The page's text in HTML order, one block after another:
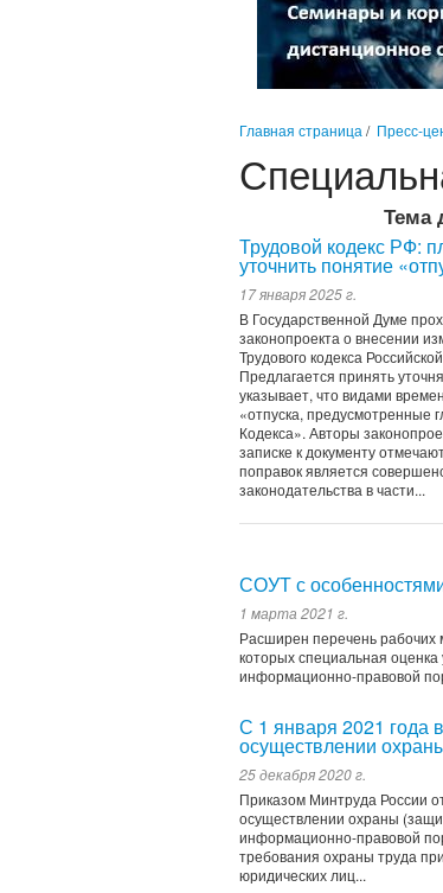
Главная страница / Пресс-
Тема
Трудовой кодекс РФ:
уточнить понятие
17 января 2025 г.
В Государственной Думе
законопроекта о внесении
Трудового кодекса
Предлагается принять
указывает, что видами
«отпуска, предусмотренные
Кодекса». Авторы
записке к документу
поправок является
законодательства в части...
СОУТ с
1 марта 2021 г.
Расширен перечень рабочих
которых специальная
информационно-правовой
С 1 января 2021 года
осуществлении
25 декабря 2020 г.
Приказом Минтруда России
осуществлении охраны
информационно-правовой
требования охраны труда
юридических лиц...